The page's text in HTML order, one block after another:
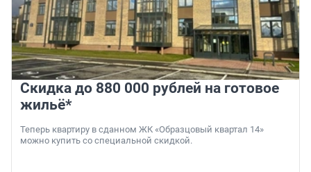
Скидка до 880 000 рублей на готовое
жильё*
Теперь квартиру в сданном ЖК «Образцовый квартал 14»
можно купить со специальной скидкой.